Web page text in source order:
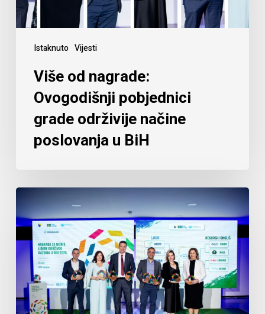
Istaknuto Vijesti
Više od nagrade:
Ovogodišnji pobjednici
grade održivije načine
poslovanja u BiH